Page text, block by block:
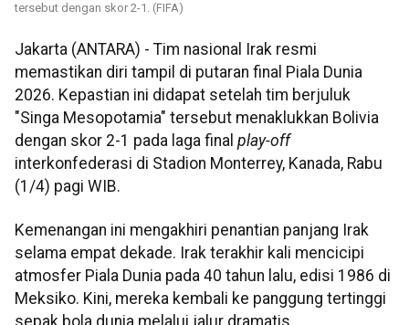
tersebut dengan skor 2-1. (FIFA)
Jakarta (ANTARA) - Tim nasional Irak resmi
memastikan diri tampil di putaran final Piala Dunia
2026. Kepastian ini didapat setelah tim berjuluk
"Singa Mesopotamia" tersebut menaklukkan Bolivia
dengan skor 2-1 pada laga final play-off
interkonfederasi di Stadion Monterrey, Kanada, Rabu
(1/4) pagi WIB.
Kemenangan ini mengakhiri penantian panjang Irak
selama empat dekade. Irak terakhir kali mencicipi
atmosfer Piala Dunia pada 40 tahun lalu, edisi 1986 di
Meksiko. Kini, mereka kembali ke panggung tertinggi
sepak bola dunia melalui jalur dramatis.